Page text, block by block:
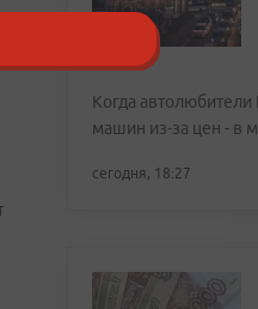
Когда
машин из-за цен - в
сегодня, 18:27